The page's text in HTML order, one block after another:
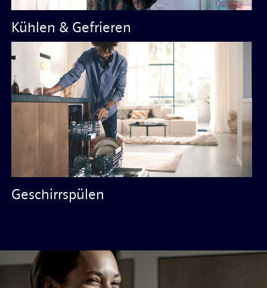
Kühlen & Gefrieren
Geschirrspülen